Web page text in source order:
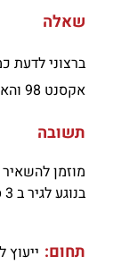
שאלה
ברצוני לדעת
אקסנט 98 והאם היא דומה לגיר של הלנטרה
תשובה
מוזמן
בנוגע לגיר ב 3 סוגי הרכבים.
תחום: ייעוץ